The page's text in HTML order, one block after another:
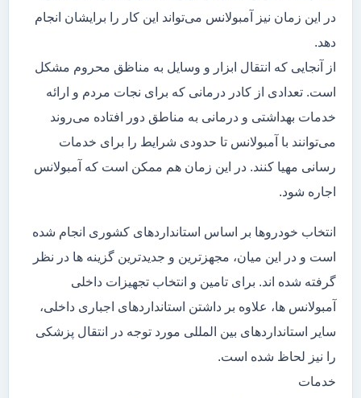
در این زمان نیز آمبولانس می‌تواند این کار را برایشان انجام
دهد.
از آنجایی که انتقال ابزار و وسایل به مناظق محروم مشکل
است. تعدادی از کادر درمانی که برای نجات مردم و ارائه
خدمات بهداشتی و درمانی به مناطق دور افتاده می‌روند
می‌توانند با آمبولانس تا حدودی شرایط را برای خدمات
رسانی مهیا کنند. در این زمان هم ممکن است که آمبولانس
اجاره شود.
انتخاب خودروها بر اساس استانداردهای کشوری انجام شده
است و در این میان، مجهزترین و جدیدترین گزینه ها در نظر
گرفته شده اند. برای تامین و انتخاب تجهیزات داخلی
آمبولانس ها، علاوه بر داشتن استانداردهای اجباری داخلی،
سایر استانداردهای بین المللی مورد توجه در انتقال پزشکی
را نیز لحاظ شده است.
خدمات